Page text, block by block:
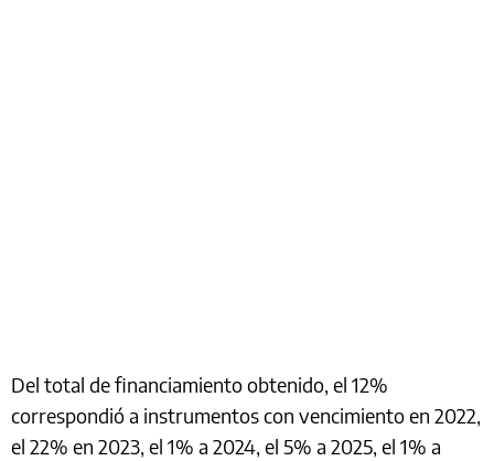
Del total de financiamiento obtenido, el 12%
correspondió a instrumentos con vencimiento en 2022,
el 22% en 2023, el 1% a 2024, el 5% a 2025, el 1% a